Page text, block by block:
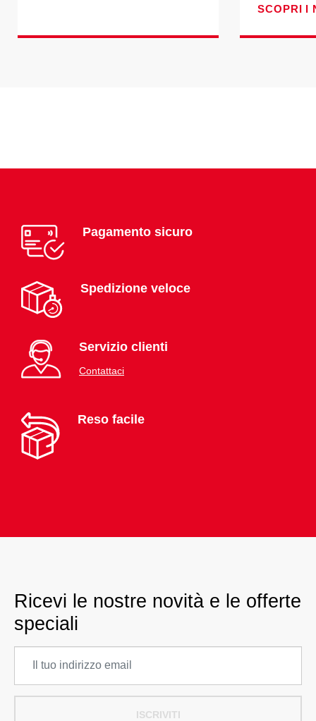
SCOPRI I
Pagamento sicuro
Spedizione veloce
Servizio clienti
Contattaci
Reso facile
Ricevi le nostre novità e le offerte
speciali
ISCRIVITI